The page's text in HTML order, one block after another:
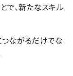
で、新たなスキル
ながるだけでな